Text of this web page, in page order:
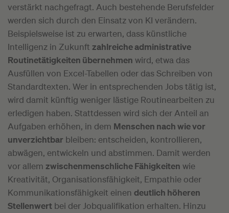
verstärkt nachgefragt. Auch bestehende Berufsfelder
werden sich durch den Einsatz von KI verändern.
Beispielsweise ist zu erwarten, dass künstliche
Intelligenz in Zukunft zahlreiche administrative
Routinetätigkeiten übernehmen wird, etwa das
Ausfüllen von Excel-Tabellen oder das Schreiben von
Standardtexten. Wer in entsprechenden Jobs tätig ist,
wird damit künftig weniger lästige Routinearbeiten zu
erledigen haben. Stattdessen wird sich der Anteil an
Aufgaben erhöhen, in dem Menschen nach wie vor
unverzichtbar bleiben: entscheiden, kontrollieren,
abwägen, entwickeln und abstimmen. Damit werden
vor allem zwischenmenschliche Fähigkeiten wie
Kreativität, Organisationsfähigkeit, Empathie oder
Kommunikationsfähigkeit einen deutlich höheren
Stellenwert bei der Jobqualifikation erhalten. Hinzu